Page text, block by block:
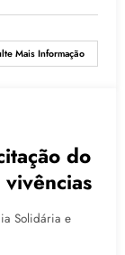
Mais Informação
do
vivências
Solidária e